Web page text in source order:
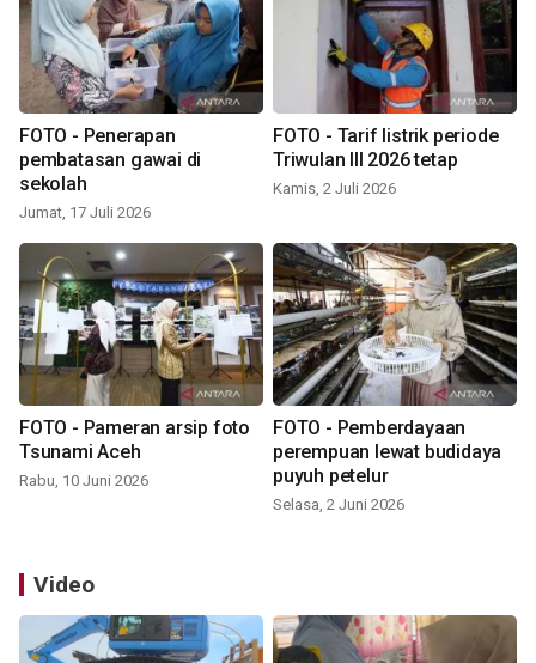
FOTO - Penerapan
pembatasan gawai di
sekolah
Jumat, 17 Juli 2026
FOTO - Tarif listrik periode
Triwulan III 2026 tetap
Kamis, 2 Juli 2026
FOTO - Pameran arsip foto
Tsunami Aceh
Rabu, 10 Juni 2026
FOTO - Pemberdayaan
perempuan lewat budidaya
puyuh petelur
Selasa, 2 Juni 2026
Video